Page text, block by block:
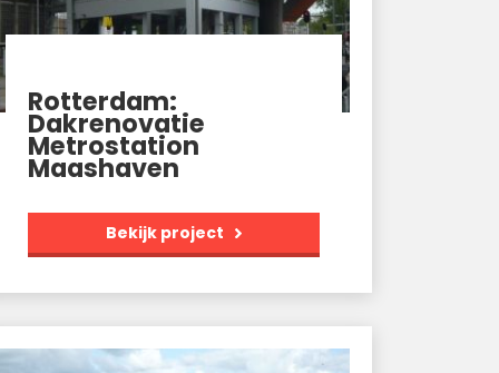
Rotterdam:
Dakrenovatie
Metrostation
Maashaven
Bekijk project